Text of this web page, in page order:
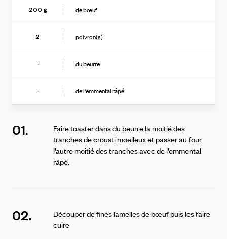
200 g de bœuf
2 poivron(s)
- du beurre
- de l'emmental râpé
01.
Faire toaster dans du beurre la moitié des
tranches de crousti moelleux et passer au four
l’autre moitié des tranches avec de l’emmental
râpé.
02.
Découper de fines lamelles de bœuf puis les faire
cuire